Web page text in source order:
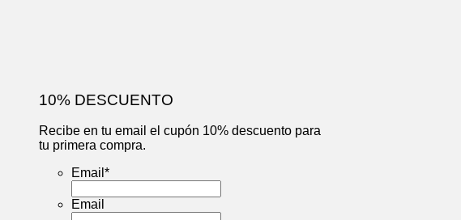
10% DESCUENTO
Recibe en tu email el cupón 10% descuento para
tu primera compra.
Email *
Email